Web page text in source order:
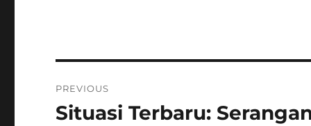
pos
PREVIOUS
Previous
Situasi Terbaru: